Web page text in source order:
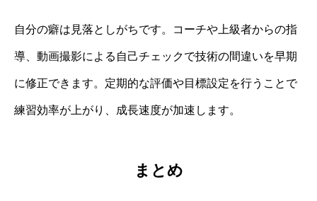
自分の癖は見落としがちです。コーチや上級者からの指
導、動画撮影による自己チェックで技術の間違いを早期
に修正できます。定期的な評価や目標設定を行うことで
練習効率が上がり、成長速度が加速します。
まとめ